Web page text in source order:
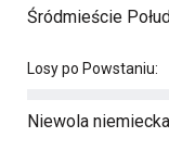
Śródmieście
Losy po Powstaniu:
Niewola